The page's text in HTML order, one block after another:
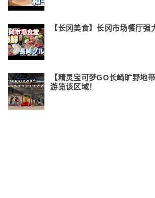
【长冈美食】长冈市场餐厅强
【精灵宝可梦GO长崎旷野地
游览该区域！